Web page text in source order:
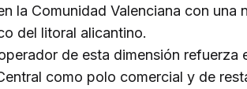
la Comunidad Valenciana con una
del litoral alicantino.
de esta dimensión refuerza
como polo comercial y de